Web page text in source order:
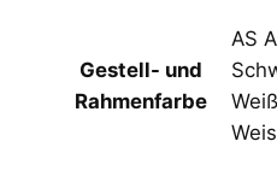
Gestell- und
Rahmenfarbe
AS